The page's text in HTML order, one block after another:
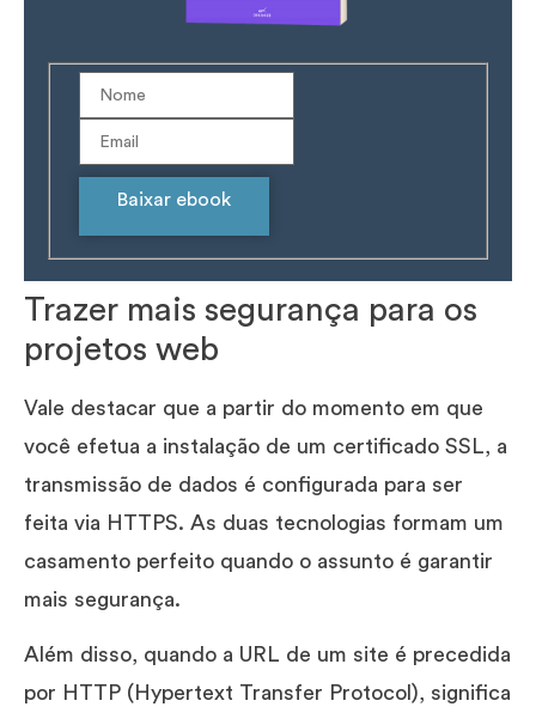
Baixar ebook
Trazer mais segurança para os
projetos web
Vale destacar que a partir do momento em que
você efetua a instalação de um certificado SSL, a
transmissão de dados é configurada para ser
feita via HTTPS. As duas tecnologias formam um
casamento perfeito quando o assunto é garantir
mais segurança.
Além disso, quando a URL de um site é precedida
por HTTP (Hypertext Transfer Protocol), significa